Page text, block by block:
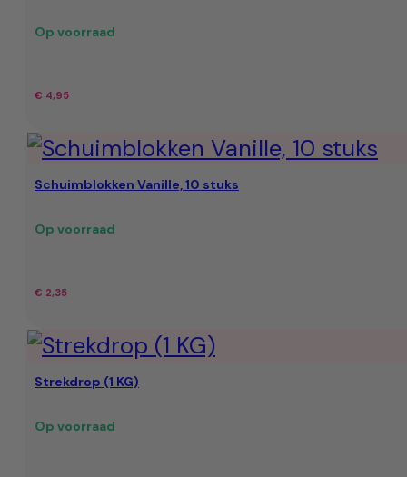
Op voorraad
€ 4,95
Schuimblokken Vanille, 10 stuks
Op voorraad
€ 2,35
Strekdrop (1 KG)
Op voorraad